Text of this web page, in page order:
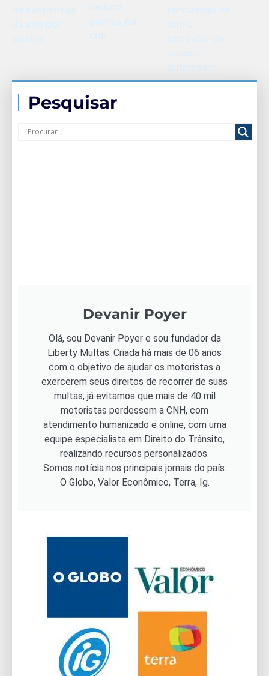
automotor
Pesquisar
Devanir Poyer
Olá, sou Devanir Poyer e sou fundador da
Liberty Multas. Criada há mais de 06 anos
com o objetivo de ajudar os motoristas a
exercerem seus direitos de recorrer de suas
multas, já evitamos que mais de 40 mil
motoristas perdessem a CNH, com
atendimento humanizado e online, com uma
equipe especialista em Direito do Trânsito,
realizando recursos personalizados.
Somos notícia nos principais jornais do país:
O Globo, Valor Econômico, Terra, Ig.